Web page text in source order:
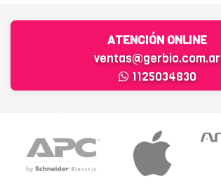
ATENCIÓN ONLINE
ventas@gerbio.com.ar
1125034830